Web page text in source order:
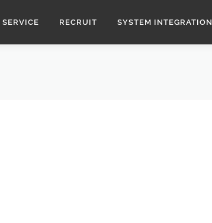
SERVICE RECRUIT SYSTEM INTEGRATION